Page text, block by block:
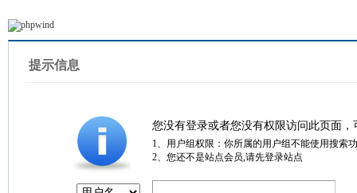
提示信息
您没有登录或者您没有权限访问此页面
1、用户组权限：你所属的用户组不能使用搜索
2、您还不是站点会员,请先登录站点